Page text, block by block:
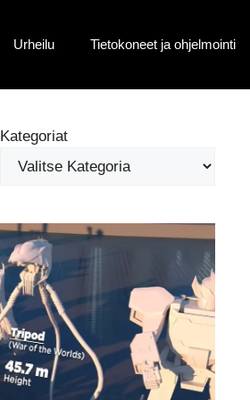
Urheilu Tietokoneet ja ohjelmointi
Kategoriat